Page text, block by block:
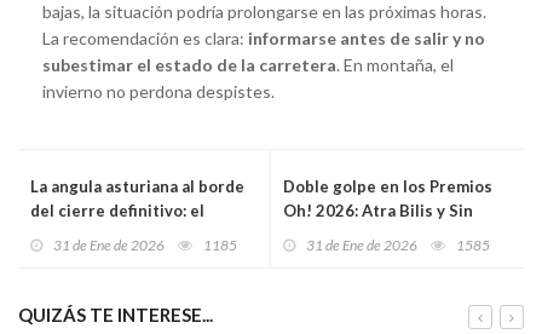
bajas, la situación podría prolongarse en las próximas horas.
La recomendación es clara: informarse antes de salir y no
subestimar el estado de la carretera. En montaña, el
invierno no perdona despistes.
La angula asturiana al borde
del cierre definitivo: el
31 de Ene de 2026 1185
Doble golpe en los Premios
Oh! 2026: Atra Bilis y Sin
31 de Ene de 2026 1585
QUIZÁS TE INTERESE...